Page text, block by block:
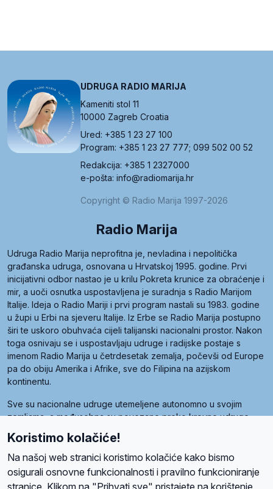
UDRUGA RADIO MARIJA
Kameniti stol 11
10000 Zagreb Croatia
Ured: +385 1 23 27 100
Program: +385 1 23 27 777; 099 502 00 52
Redakcija: +385 1 2327000
e-pošta: info@radiomarija.hr
Copyright © Radio Marija 1997-2026
Radio Marija
Udruga Radio Marija neprofitna je, nevladina i nepolitička
građanska udruga, osnovana u Hrvatskoj 1995. godine. Prvi
inicijativni odbor nastao je u krilu Pokreta krunice za obraćenje i
mir, a uoči osnutka uspostavljena je suradnja s Radio Marijom
Italije. Ideja o Radio Mariji i prvi program nastali su 1983. godine
u župi u Erbi na sjeveru Italije. Iz Erbe se Radio Marija postupno
širi te uskoro obuhvaća cijeli talijanski nacionalni prostor. Nakon
toga osnivaju se i uspostavljaju udruge i radijske postaje s
imenom Radio Marija u četrdesetak zemalja, počevši od Europe
pa do obiju Amerika i Afrike, sve do Filipina na azijskom
kontinentu.
Sve su nacionalne udruge utemeljene autonomno u svojim
zemljama, a međusobna su povezane preko krovne udruge
Radio Maria). Svjetsku obitelj utemeljilo je sedam članica, među
kojima je i hrvatska Udruga Radio Marija.
Koristimo kolačiće!
Na našoj web stranici koristimo kolačiće kako bismo
osigurali osnovne funkcionalnosti i pravilno funkcioniranje
stranice. Klikom na "Prihvati sve" pristajete na korištenje